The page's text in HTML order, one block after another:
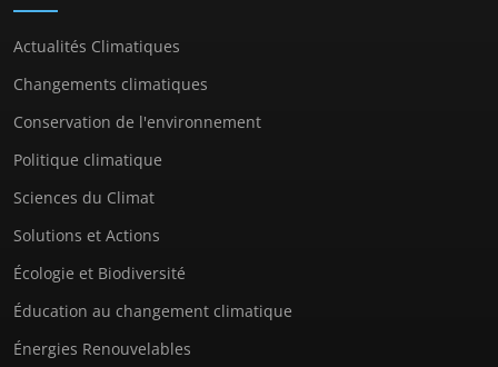
Actualités Climatiques
Changements climatiques
Conservation de l'environnement
Politique climatique
Sciences du Climat
Solutions et Actions
Écologie et Biodiversité
Éducation au changement climatique
Énergies Renouvelables